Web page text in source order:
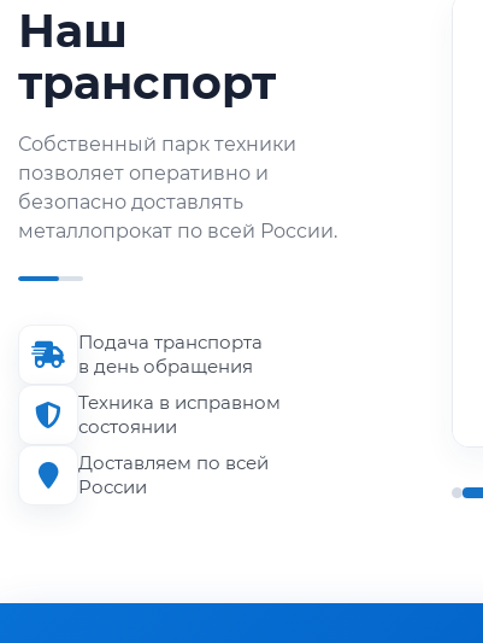
Наш
транспорт
Собственный парк техники
позволяет оперативно и
безопасно доставлять
металлопрокат по всей России.
Подача транспорта
в день обращения
Техника в исправном
состоянии
Доставляем по всей
России
Оперативная доставка
небольших партий
металлопроката по городу и
области.
Грузоподъёмность
до 1.5 т